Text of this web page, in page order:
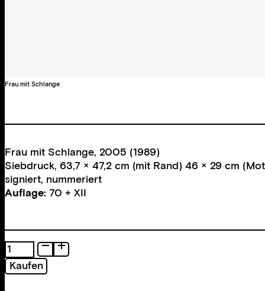
Frau mit Schlange
Frau mit Schlange, 2005 (1989)
Siebdruck, 63,7 × 47,2 cm (mit Rand) 46 × 29 cm
signiert, nummeriert
Auflage: 70 + XII
Frau
mit
Schlange
Kaufen